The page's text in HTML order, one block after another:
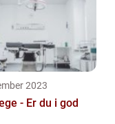
2023
- Er du i god